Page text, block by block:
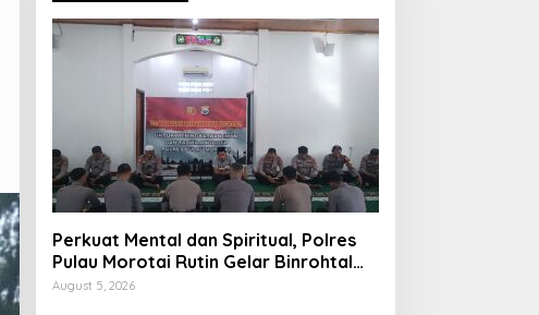
Perkuat Mental dan Spiritual, Polres
Pulau Morotai Rutin Gelar Binrohtal
untuk Bentuk Personel Berintegritas
August 5, 2026